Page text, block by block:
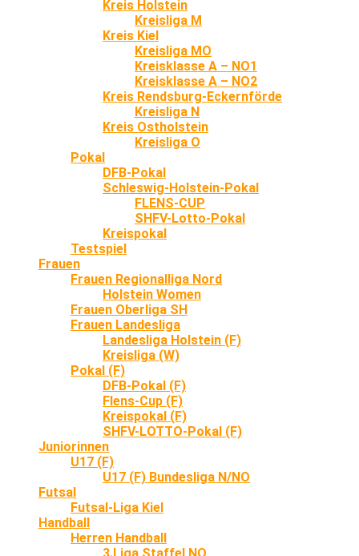
Kreis Holstein
Kreisliga M
Kreis Kiel
Kreisliga MO
Kreisklasse A – NO1
Kreisklasse A – NO2
Kreis Rendsburg-Eckernförde
Kreisliga N
Kreis Ostholstein
Kreisliga O
Pokal
DFB-Pokal
Schleswig-Holstein-Pokal
FLENS-CUP
SHFV-Lotto-Pokal
Kreispokal
Testspiel
Frauen
Frauen Regionalliga Nord
Holstein Women
Frauen Oberliga SH
Frauen Landesliga
Landesliga Holstein (F)
Kreisliga (W)
Pokal (F)
DFB-Pokal (F)
Flens-Cup (F)
Kreispokal (F)
SHFV-LOTTO-Pokal (F)
Juniorinnen
U17 (F)
U17 (F) Bundesliga N/NO
Futsal
Futsal-Liga Kiel
Handball
Herren Handball
3.Liga Staffel NO